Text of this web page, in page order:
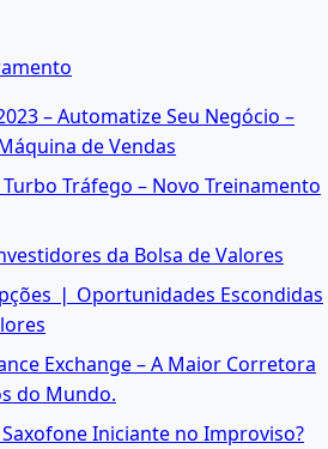
– Automatize Seu Negócio –
de Vendas
Tráfego – Novo Treinamento
da Bolsa de Valores
❘ Oportunidades Escondidas
Exchange – A Maior Corretora
do Mundo.
Iniciante no Improviso?